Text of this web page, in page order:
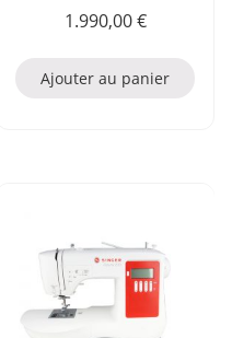
: 899,00 €.
est : 699,00 €.
1.990,00€
Ajouter au panier